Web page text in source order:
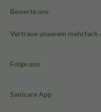
Bewerte uns
Vertraue unserem mehrfach
Folge uns
Sanicare App